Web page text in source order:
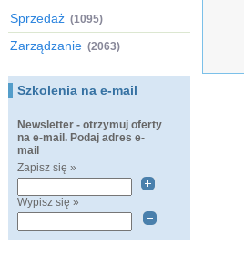
Sprzedaż (1095)
Zarządzanie (2063)
Szkolenia na e-mail
Newsletter - otrzymuj oferty
na e-mail. Podaj adres e-
mail
Zapisz się »
Wypisz się »